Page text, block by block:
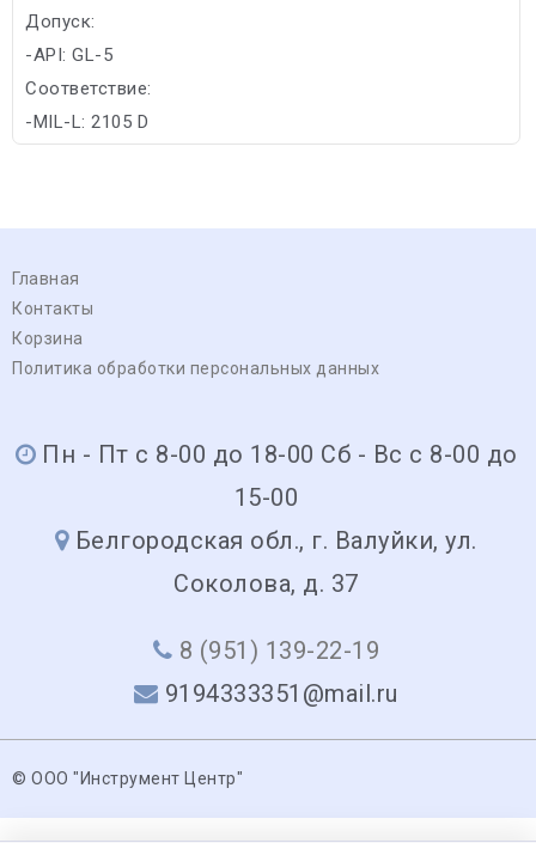
Допуск:
-API: GL-5
Соответствие:
-MIL-L: 2105 D
Главная
Контакты
Корзина
Политика обработки персональных данных
Пн - Пт с 8-00 до 18-00 Сб - Вс с 8-00 до
15-00
Белгородская обл., г. Валуйки, ул.
Соколова, д. 37
8 (951) 139-22-19
9194333351@mail.ru
© ООО "Инструмент Центр"